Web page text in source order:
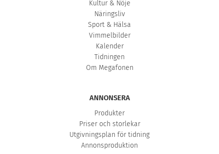
Kultur & Nöje
Näringsliv
Sport & Hälsa
Vimmelbilder
Kalender
Tidningen
Om Megafonen
ANNONSERA
Produkter
Priser och storlekar
Utgivningsplan för tidning
Annonsproduktion